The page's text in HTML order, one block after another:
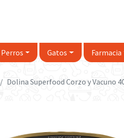
Perros Gatos Farmacia
Dolina Superfood Corzo y Vacuno